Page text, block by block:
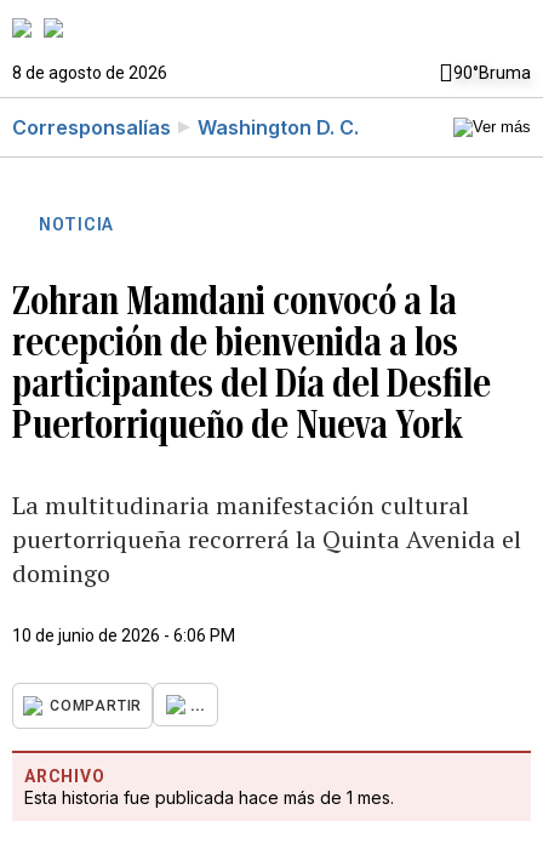
8 de agosto de 2026 90°Bruma
Corresponsalías Washington D. C.
NOTICIA
Zohran Mamdani convocó a la
recepción de bienvenida a los
participantes del Día del Desfile
Puertorriqueño de Nueva York
La multitudinaria manifestación cultural
puertorriqueña recorrerá la Quinta Avenida el
domingo
10 de junio de 2026 - 6:06 PM
COMPARTIR ...
ARCHIVO
Esta historia fue publicada hace más de 1 mes.